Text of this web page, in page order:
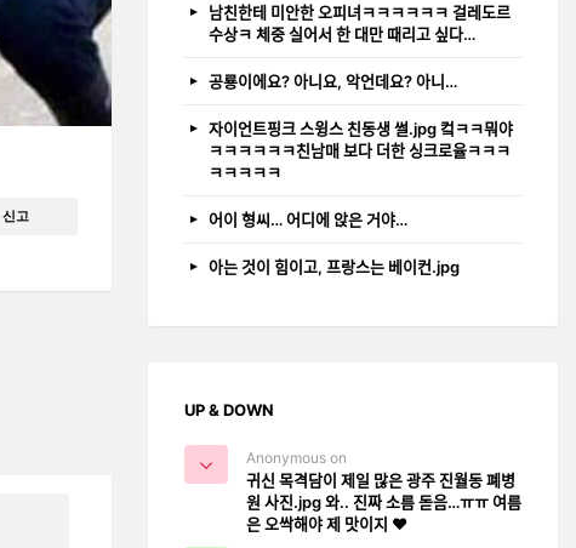
신고
남친한테 미안한 오피녀ㅋㅋㅋㅋㅋㅋ 걸레도르
수상ㅋ 체중 실어서 한 대만 때리고 싶다…
공룡이에요? 아니요, 악언데요? 아니…
자이언트핑크 스윙스 친동생 썰.jpg 컼ㅋㅋ뭐야
ㅋㅋㅋㅋㅋㅋ친남매 보다 더한 싱크로율ㅋㅋㅋ
ㅋㅋㅋㅋㅋ
어이 형씨… 어디에 앉은 거야…
아는 것이 힘이고, 프랑스는 베이컨.jpg
UP & DOWN
Anonymous on
귀신 목격담이 제일 많은 광주 진월동 폐병
원 사진.jpg 와.. 진짜 소름 돋음…ㅠㅠ 여름
은 오싹해야 제 맛이지 ❤️